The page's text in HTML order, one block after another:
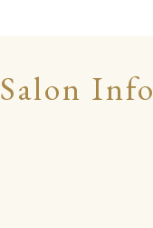
Salon Info